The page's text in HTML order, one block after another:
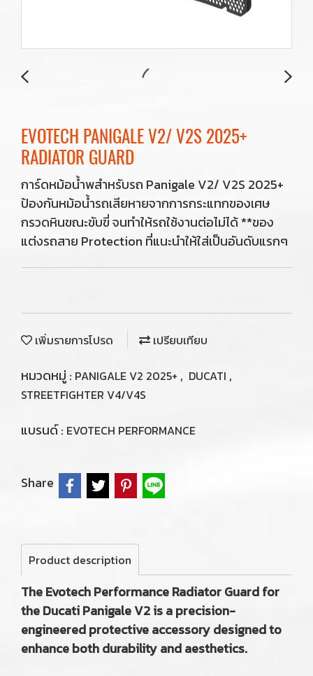
EVOTECH PANIGALE V2/ V2S 2025+
RADIATOR GUARD
การ์ดหม้อน้ำพสำหรับรถ Panigale V2/ V2S 2025+
ป้องกันหม้อน้ำรถเสียหายจากการกระแทกของเศษ
กรวดหินขณะขับขี่ จนทำให้รถใช้งานต่อไม่ได้ **ของ
แต่งรถสาย Protection ที่แนะนำให้ใส่เป็นอันดับแรกๆ
เพิ่มรายการโปรด เปรียบเทียบ
หมวดหมู่ : PANIGALE V2 2025+ , DUCATI ,
STREETFIGHTER V4/V4S
แบรนด์ : EVOTECH PERFORMANCE
Share
Product description
The Evotech Performance Radiator Guard for
the Ducati Panigale V2 is a precision-
engineered protective accessory designed to
enhance both durability and aesthetics.